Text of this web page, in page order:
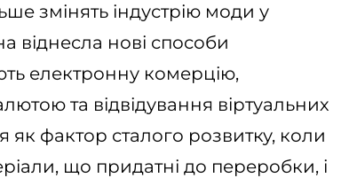
змінять індустрію моди у
віднесла нові способи
електронну комерцію,
та відвідування віртуальних
як фактор сталого розвитку, коли
що придатні до переробки, і